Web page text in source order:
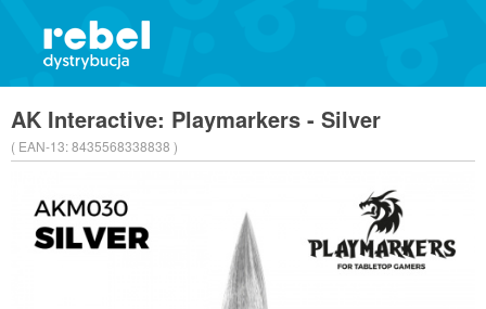
AK Interactive: Playmarkers - Silver
( EAN-13:8435568338838 )